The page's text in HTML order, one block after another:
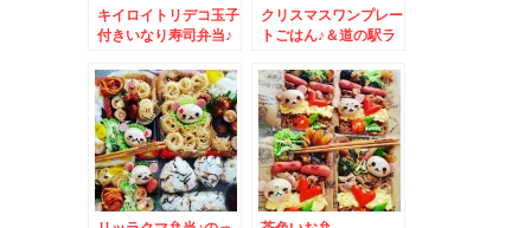
キイロイトリデコ玉子
付きいなり寿司弁当♪
さんでモーニング
♪「焼鯖ご飯」
クリスマスワンプレー
トごはん♪＆道の駅ラ
入口横の「ふかがわザ
ンギ」食べてみたよ～
＾＾